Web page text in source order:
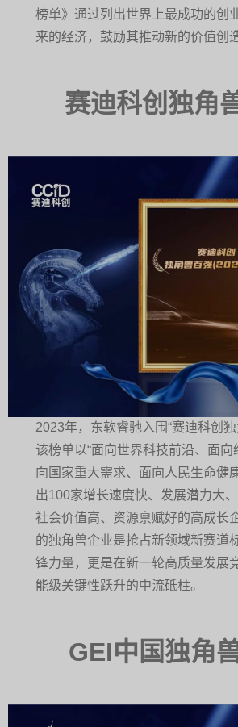
榜单》通过列出世界上最成功的创
来的经济，鼓励其推动新的价值创
赛迪科创独角
2023年，东软睿驰入围“赛迪科创独
该榜单以“面向世界科技前沿、面向
向国家重大需求、面向人民生命健
出100家增长速度快、发展潜力大、
社会价值高、资源禀赋好的高成长
的独角兽企业是抢占新领域新赛道
锋力量，更是在新一轮高质量发展
能级关键性跃升的中流砥柱。
GEI中国独角